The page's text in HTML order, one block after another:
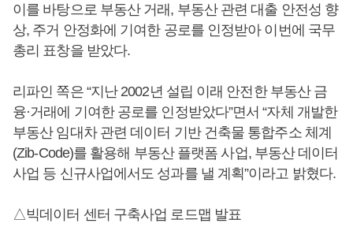
이를 바탕으로 부동산 거래, 부동산 관련 대출 안전성 향
상, 주거 안정화에 기여한 공로를 인정받아 이번에 국무
총리 표창을 받았다.
리파인 쪽은 “지난 2002년 설립 이래 안전한 부동산 금
융·거래에 기여한 공로를 인정받았다”면서 “자체 개발한
부동산 임대차 관련 데이터 기반 건축물 통합주소 체계
(Zib-Code)를 활용해 부동산 플랫폼 사업, 부동산 데이터
사업 등 신규사업에서도 성과를 낼 계획”이라고 밝혔다.
△빅데이터 센터 구축사업 로드맵 발표